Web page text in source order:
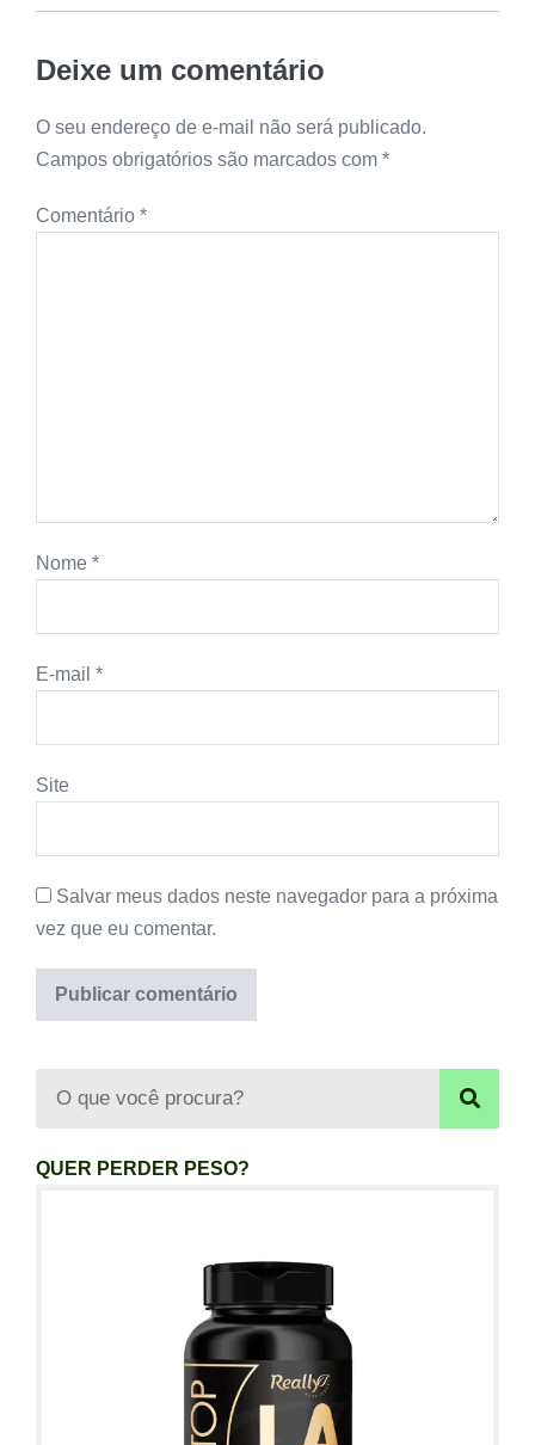
Deixe um comentário
O seu endereço de e-mail não será publicado.
Campos obrigatórios são marcados com *
Comentário *
Nome *
E-mail *
Site
Salvar meus dados neste navegador para a próxima
vez que eu comentar.
QUER PERDER PESO?